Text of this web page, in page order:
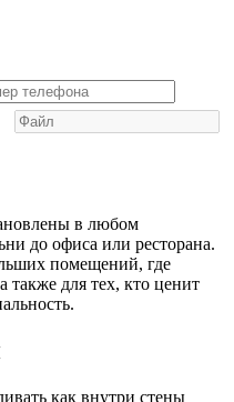
в любом
до офиса или ресторана.
помещений, где
для тех, кто ценит
как внутри стены